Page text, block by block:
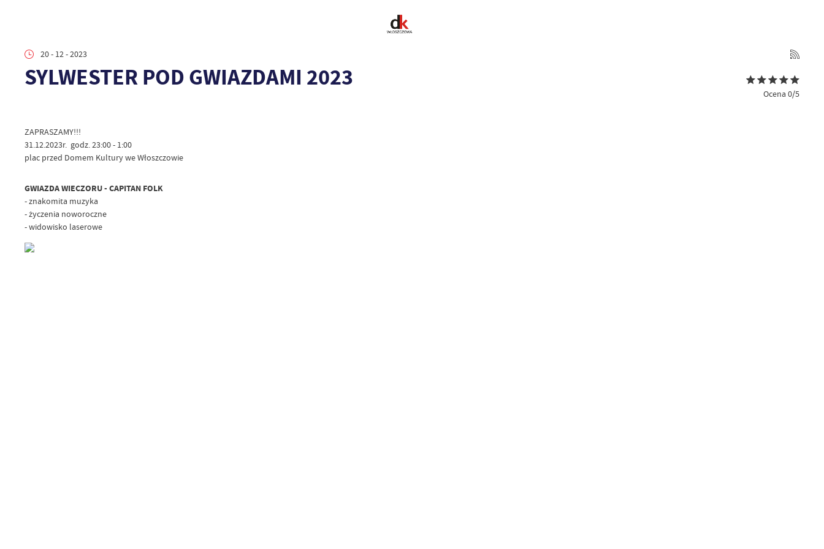
20 - 12 - 2023
SYLWESTER POD GWIAZDAMI 2023
Ocena 0/5
ZAPRASZAMY!!!
31.12.2023r. godz. 23:00 - 1:00
plac przed Domem Kultury we Włoszczowie
GWIAZDA WIECZORU - CAPITAN FOLK
- znakomita muzyka
- życzenia noworoczne
- widowisko laserowe